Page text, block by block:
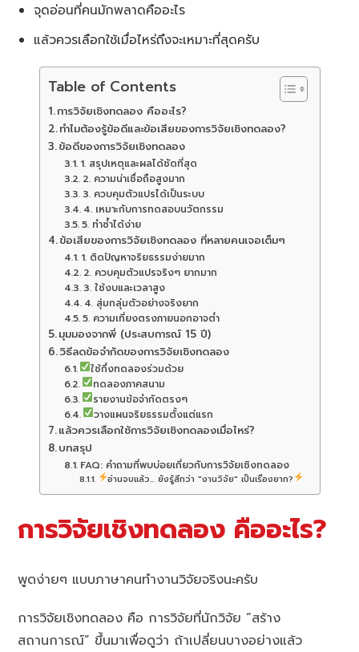
จุดอ่อนที่คนมักพลาดคืออะไร
แล้วควรเลือกใช้เมื่อไหร่ถึงจะเหมาะที่สุดครับ
Table of Contents
การวิจัยเชิงทดลอง คืออะไร?
ทำไมต้องรู้ข้อดีและข้อเสียของการวิจัยเชิงทดลอง?
ข้อดีของการวิจัยเชิงทดลอง
1. สรุปเหตุและผลได้ชัดที่สุด
2. ความน่าเชื่อถือสูงมาก
3. ควบคุมตัวแปรได้เป็นระบบ
4. เหมาะกับการทดสอบนวัตกรรม
5. ทำซ้ำได้ง่าย
ข้อเสียของการวิจัยเชิงทดลอง ที่หลายคนเจอเต็มๆ
1. ติดปัญหาจริยธรรมง่ายมาก
2. ควบคุมตัวแปรจริงๆ ยากมาก
3. ใช้งบและเวลาสูง
4. สุ่มกลุ่มตัวอย่างจริงยาก
5. ความเที่ยงตรงภายนอกอาจต่ำ
มุมมองจากพี่ (ประสบการณ์ 15 ปี)
วิธีลดข้อจำกัดของการวิจัยเชิงทดลอง
ใช้กึ่งทดลองร่วมด้วย
ทดลองภาคสนาม
รายงานข้อจำกัดตรงๆ
วางแผนจริยธรรมตั้งแต่แรก
แล้วควรเลือกใช้การวิจัยเชิงทดลองเมื่อไหร่?
บทสรุป
FAQ: คำถามที่พบบ่อยเกี่ยวกับการวิจัยเชิงทดลอง
อ่านจบแล้ว... ยังรู้สึกว่า "งานวิจัย" เป็นเรื่องยาก?
การวิจัยเชิงทดลอง คืออะไร?
พูดง่ายๆ แบบภาษาคนทำงานวิจัยจริงนะครับ
การวิจัยเชิงทดลอง คือ การวิจัยที่นักวิจัย “สร้าง
สถานการณ์” ขึ้นมาเพื่อดูว่า ถ้าเปลี่ยนบางอย่างแล้ว